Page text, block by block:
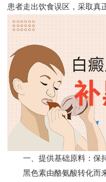
患者走出饮食误区，采取真
一、提供基础原料：保
黑色素由酪氨酸转化而来